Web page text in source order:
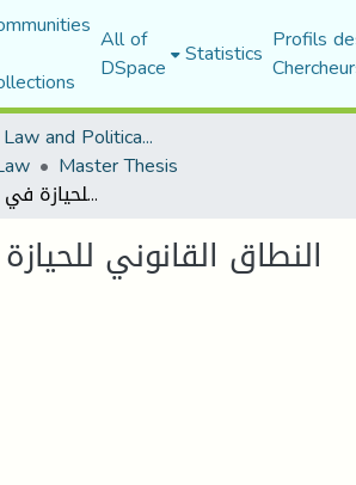
All of
DSpace Statistics Profils
Faculty of Law and Political Science
Master Thesis
النطاق القانوني للحيازة في التشريع الجزائري
النطاق القانوني